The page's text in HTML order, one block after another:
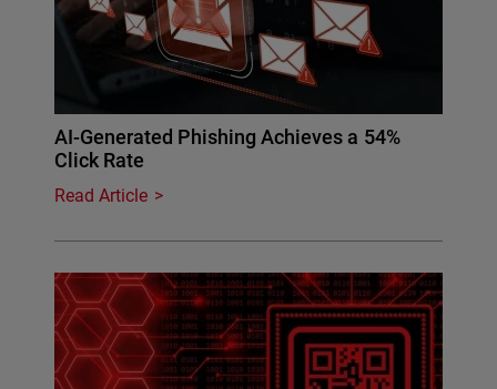
AI-Generated Phishing Achieves a 54%
Click Rate
Read Article